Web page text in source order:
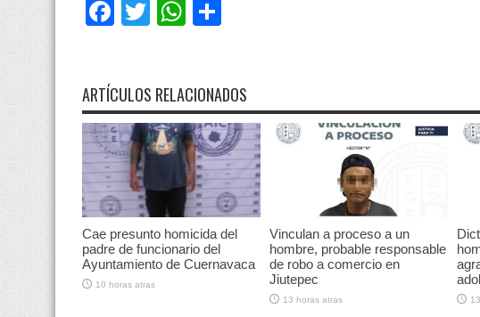
Facebook
TwitterWhatsApp
ARTÍCULOS RELACIONADOS
Cae presunto homicida del
padre de funcionario del
Ayuntamiento de Cuernavaca
10 horas atras
Vinculan a proceso a un
hombre, probable responsable
de robo a comercio en
Jiutepec
13 horas atras